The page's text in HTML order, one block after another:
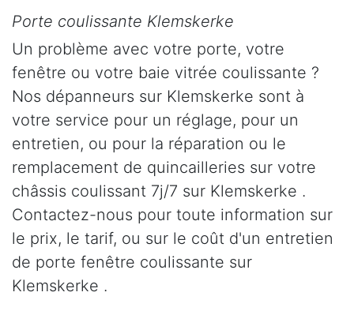
Porte coulissante Klemskerke
Un problème avec votre porte, votre
fenêtre ou votre baie vitrée coulissante ?
Nos dépanneurs sur Klemskerke sont à
votre service pour un réglage, pour un
entretien, ou pour la réparation ou le
remplacement de quincailleries sur votre
châssis coulissant 7j/7 sur Klemskerke .
Contactez-nous pour toute information sur
le prix, le tarif, ou sur le coût d'un entretien
de porte fenêtre coulissante sur
Klemskerke .